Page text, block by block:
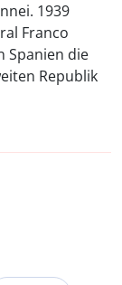
1939
Franco
Spanien die
Republik